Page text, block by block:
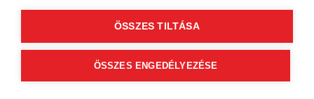
ÖSSZES TILTÁSA
ÖSSZES ENGEDÉLYEZÉSE
Főszervezők